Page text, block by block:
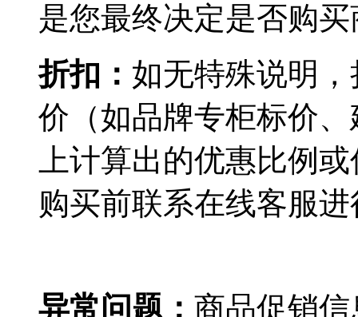
是您最终决定是否购
折扣： 如无特殊说明
价（如品牌专柜标价
上计算出的优惠比例
购买前联系在线客服
异常问题： 商品促销信